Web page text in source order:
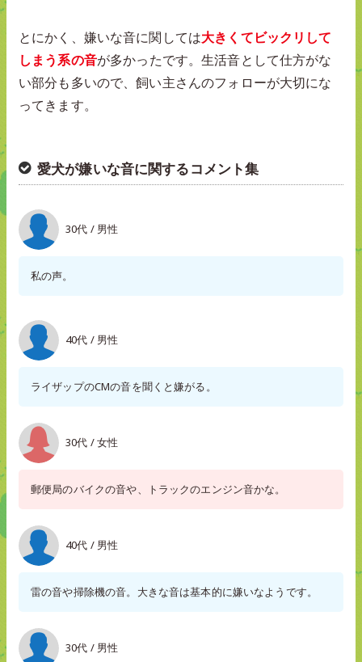
とにかく、嫌いな音に関しては大きくてビックリして
しまう系の音が多かったです。生活音として仕方がな
い部分も多いので、飼い主さんのフォローが大切にな
ってきます。
愛犬が嫌いな音に関するコメント集
30代 / 男性
私の声。
40代 / 男性
ライザップのCMの音を聞くと嫌がる。
30代 / 女性
郵便局のバイクの音や、トラックのエンジン音かな。
40代 / 男性
雷の音や掃除機の音。大きな音は基本的に嫌いなようです。
30代 / 男性